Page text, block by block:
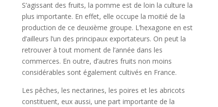
S’agissant des fruits, la pomme est de loin la culture la
plus importante. En effet, elle occupe la moitié de la
production de ce deuxième groupe. L’hexagone en est
d’ailleurs l’un des principaux exportateurs. On peut la
retrouver à tout moment de l’année dans les
commerces. En outre, d’autres fruits non moins
considérables sont également cultivés en France.
Les pêches, les nectarines, les poires et les abricots
constituent, eux aussi, une part importante de la